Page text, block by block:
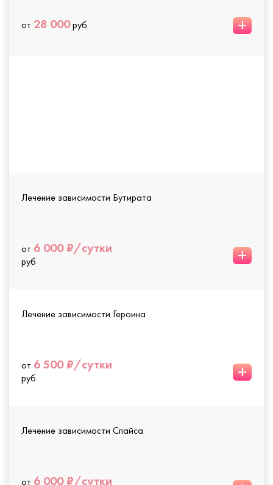
от 28 000руб +
Лечение зависимости Бутирата
от 6 000 ₽/сутки
руб +
Лечение зависимости Героина
от 6 500 ₽/сутки
руб +
Лечение зависимости Спайса
от 6 000 ₽/сутки